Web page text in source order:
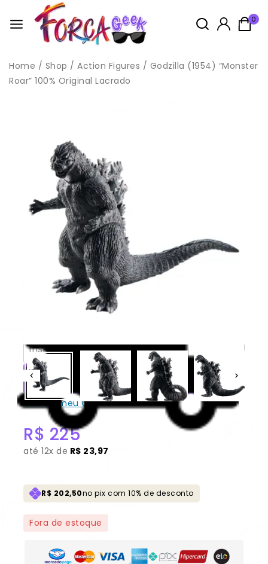
0
Home / Shop / Action Figures / Godzilla (1954) “Monster
Roar” 100% Original Lacrado
Idade: 14+
Este produto não é considerado um brinquedo, pois é um
boneco de coleção cujo modelo
é em escala reduzida e não tem primordialmente valor de
brinquedo,
conforme Norma NM 300-01/2002 – Portaria INMETRO Nº 108 de
13 de Junho de 2005, anexo II, item 2.
Todas as compras na loja acompanham brindes, enviados
aleatóriamente, sendo possivel escolher no carrinho.
Godzilla (1954) “Monster Roar”
100% Original Lacrado
CONSULTAR
Não sei meu CEP
R$ 225
até 12x de R$ 23,97
R$ 202,50no pix com 10% de desconto
Fora de estoque